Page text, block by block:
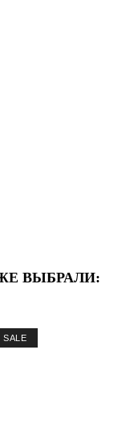
ВЫБРАЛИ:
SALE